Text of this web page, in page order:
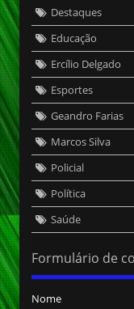
Destaques
Educação
Ercílio Delgado
Esportes
Geandro Farias
Marcos Silva
Policial
Política
Saúde
Formulário de
Nome